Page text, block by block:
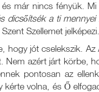
már nincs fényük.
dicsőítsék a ti mennyei
Szellemet jelképezi.
hogy jót cselekszik.
azért járt körbe,
pontosan az
volna, és Ő